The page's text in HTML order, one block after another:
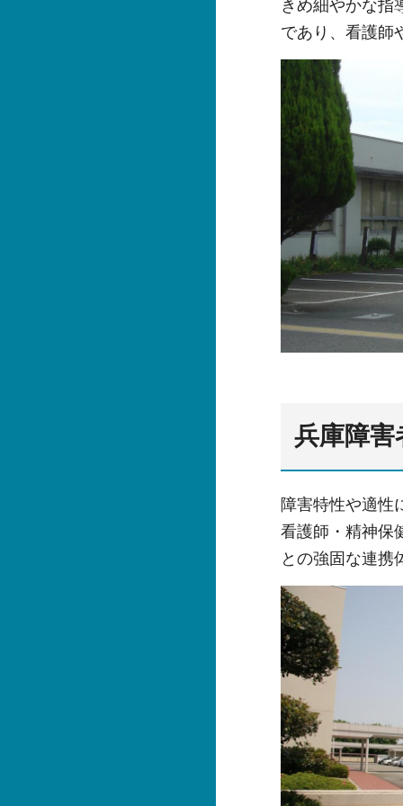
きめ細やかな指
であり、看護師
兵庫障害
障害特性や適性
看護師・精神保
との強固な連携